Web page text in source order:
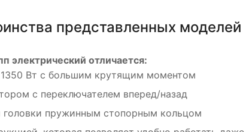
представленных моделей
электрический отличается:
Вт с большим крутящим моментом
с переключателем вперед/назад
головки пружинным стопорным кольцом